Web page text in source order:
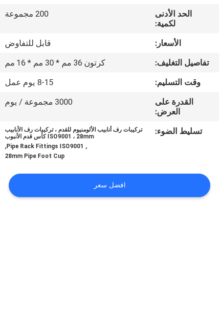
مراقبة
الجودة
اتصل
اقتباس
الموقع
الحد الأدنى
لكمية:
200 مجموعة
الأسعار:
قابل للتفاوض
تفاصيل التغليف:
كرتون 36 مم * 30 مم * 16 مم
وقت التسليم:
8-15 يوم عمل
القدرة على
العرض:
3000 مجموعة / يوم
تسليط الضوء:
تركيبات رف أنابيب الألومنيوم للقدم ، تركيبات رف الأنابيب
ISO9001 ، 28mm كأس قدم الأنبوب
,
Pipe Rack Fittings ISO9001
,
28mm Pipe Foot Cup
افضل سعر